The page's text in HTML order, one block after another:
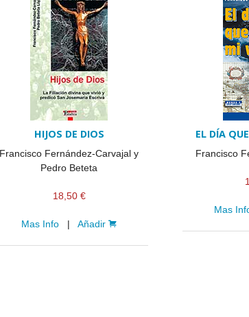
HIJOS DE DIOS
Francisco Fernández-Carvajal y
Pedro Beteta
18,50 €
Mas Info |Añadir
EL DÍA
Francisco
Mas